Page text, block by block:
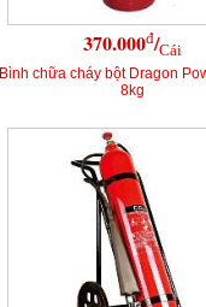
370.000đ/Cái
Bình chữa cháy bột Dragon
8kg